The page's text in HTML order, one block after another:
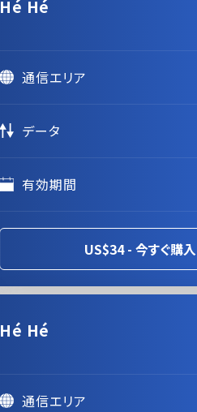
Hé Hé
通信エリア
データ
有効期間
US$34 - 今すぐ購入
Hé Hé
通信エリア